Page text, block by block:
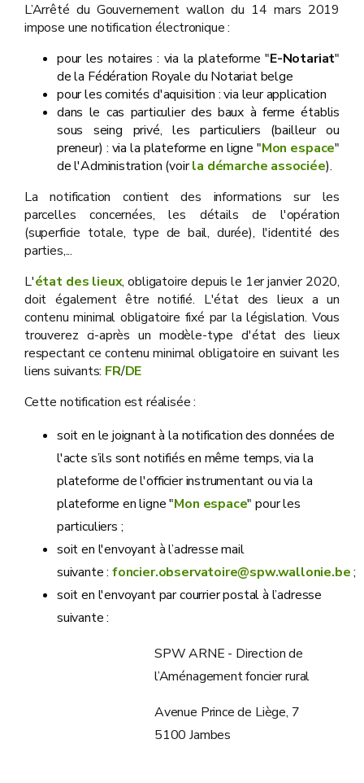
L’Arrêté du Gouvernement wallon du 14 mars 2019
impose une notification électronique :
pour les notaires : via la plateforme "E-Notariat"
de la Fédération Royale du Notariat belge
pour les comités d'aquisition : via leur application
dans le cas particulier des baux à ferme établis
sous seing privé, les particuliers (bailleur ou
preneur) : via la plateforme en ligne "Mon espace"
de l'Administration (voirla démarche associée).
La notification contient des informations sur les
parcelles concernées, les détails de l'opération
(superficie totale, type de bail, durée), l'identité des
parties,...
L'état des lieux, obligatoire depuis le 1er janvier 2020,
doit également être notifié. L'état des lieux a un
contenu minimal obligatoire fixé par la législation. Vous
trouverez ci-après un modèle-type d'état des lieux
respectant ce contenu minimal obligatoire en suivant les
liens suivants: FR/DE
Cette notification est réalisée :
soit en le joignant à la notification des données de
l'acte s’ils sont notifiés en même temps, via la
plateforme de l'officier instrumentant ou via la
plateforme en ligne "Mon espace" pour les
particuliers ;
soit en l'envoyant à l’adresse mail
suivante :foncier.observatoire@spw.wallonie.be;
soit en l'envoyant par courrier postal à l’adresse
suivante :
SPW ARNE - Direction de
l’Aménagement foncier rural
Avenue Prince de Liège, 7
5100 Jambes